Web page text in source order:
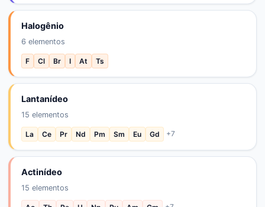
Halogênio
6 elementos
F Cl Br I At Ts
Lantanídeo
15 elementos
La Ce Pr Nd Pm Sm Eu Gd +7
Actinídeo
15 elementos